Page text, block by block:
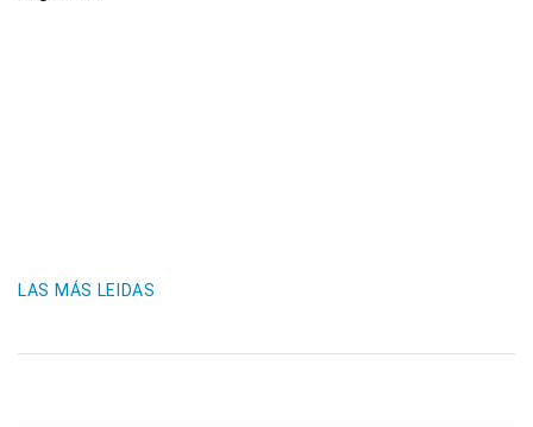
LAS MÁS LEIDAS